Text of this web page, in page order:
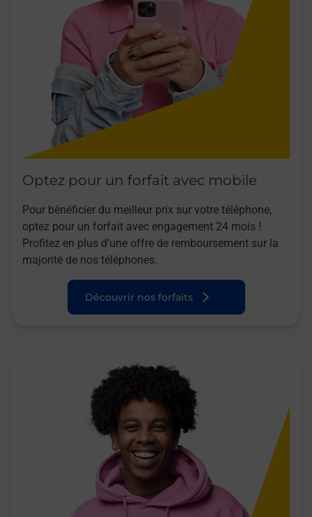
Optez pour un forfait avec mobile
Pour bénéficier du meilleur prix sur votre téléphone,
optez pour un forfait avec engagement 24 mois !
Profitez en plus d’une offre de remboursement sur la
majorité de nos téléphones.
Découvrir nos forfaits